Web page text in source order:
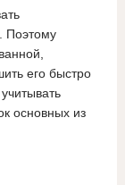
Поэтому
его быстро
основных из